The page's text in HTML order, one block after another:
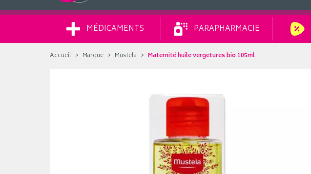
MÉDICAMENTS PARAPHARMACIE
Accueil Marque Mustela Maternité huile vergetures bio 105ml